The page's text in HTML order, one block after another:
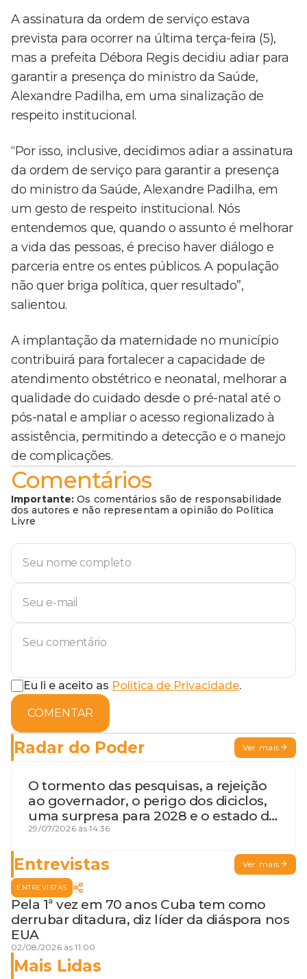
A assinatura da ordem de serviço estava
prevista para ocorrer na última terça-feira (5),
mas a prefeita Débora Regis decidiu adiar para
garantir a presença do ministro da Saúde,
Alexandre Padilha, em uma sinalização de
respeito institucional.
“Por isso, inclusive, decidimos adiar a assinatura
da ordem de serviço para garantir a presença
do ministro da Saúde, Alexandre Padilha, em
um gesto de respeito institucional. Nós
entendemos que, quando o assunto é melhorar
a vida das pessoas, é preciso haver diálogo e
parceria entre os entes públicos. A população
não quer briga política, quer resultado”,
salientou.
A implantação da maternidade no município
contribuirá para fortalecer a capacidade de
atendimento obstétrico e neonatal, melhorar a
qualidade do cuidado desde o pré-natal até o
pós-natal e ampliar o acesso regionalizado à
assistência, permitindo a detecção e o manejo
de complicações.
Comentários
Importante: Os comentários são de responsabilidade
dos autores e não representam a opinião do Política
Livre
Eu li e aceito as Política de Privacidade.
COMENTAR
Radar do Poder Ver mais
O tormento das pesquisas, a rejeição
ao governador, o perigo dos diciclos,
uma surpresa para 2028 e o estado de
terceira guerra mundial
29/07/2026 às 14:36
Entrevistas Ver mais
ENTREVISTAS
Pela 1ª vez em 70 anos Cuba tem como
derrubar ditadura, diz líder da diáspora nos
EUA
02/08/2026 às 11:00
Mais Lidas